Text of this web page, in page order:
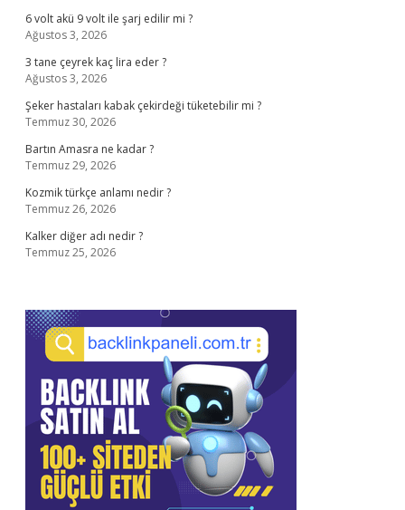
6 volt akü 9 volt ile şarj edilir mi ?
Ağustos 3, 2026
3 tane çeyrek kaç lira eder ?
Ağustos 3, 2026
Şeker hastaları kabak çekirdeği tüketebilir mi ?
Temmuz 30, 2026
Bartın Amasra ne kadar ?
Temmuz 29, 2026
Kozmik türkçe anlamı nedir ?
Temmuz 26, 2026
Kalker diğer adı nedir ?
Temmuz 25, 2026